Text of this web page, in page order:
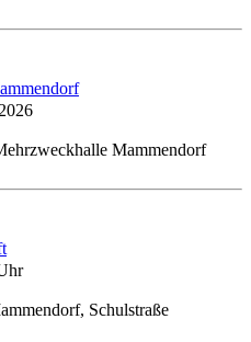
Mammendorf
Schulstraße